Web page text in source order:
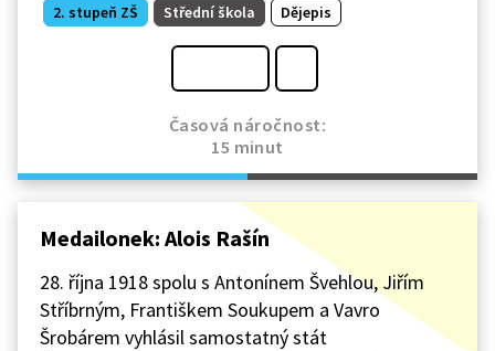
2. stupeň ZŠ Střední škola Dějepis
Časová náročnost:
15 minut
Medailonek: Alois Rašín
28. října 1918 spolu s Antonínem Švehlou, Jiřím
Stříbrným, Františkem Soukupem a Vavro
Šrobárem vyhlásil samostatný stát